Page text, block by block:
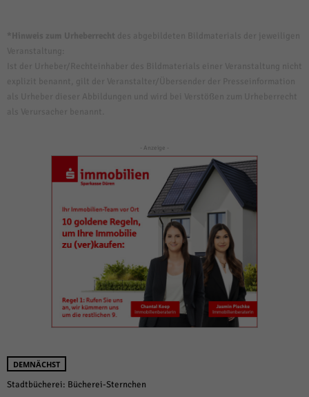
- Anzeige -
DEMNÄCHST
Stadtbücherei: Bücherei-Sternchen